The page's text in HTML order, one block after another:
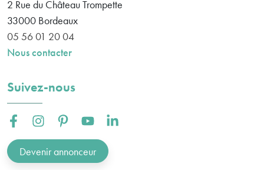
2 Rue du Château Trompette
33000 Bordeaux
05 56 01 20 04
Nous contacter
Suivez-nous
Facebook :Instagram :Pinterest :Youtube :Linkedin :
Devenir annonceur